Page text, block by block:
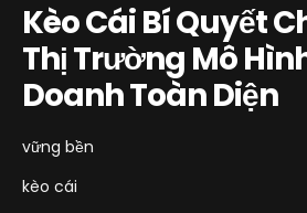
Kèo Cái Bí Quyết
Thị Trường Mô
Doanh Toàn Diện
vững bền
kèo cái